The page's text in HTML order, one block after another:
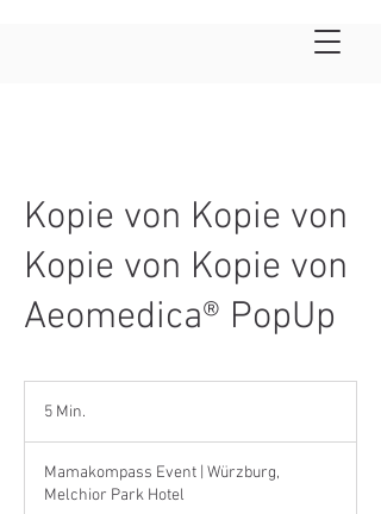
Kopie von Kopie von
Kopie von Kopie von
Aeomedica® PopUp
5 Min.
n
.
Mamakompass Event | Würzburg,
Melchior Park Hotel